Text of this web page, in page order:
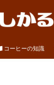
コーヒーの知識